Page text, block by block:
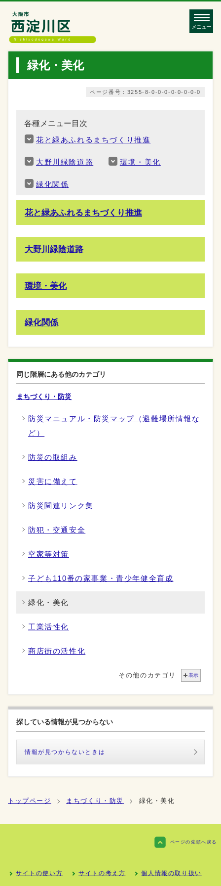
メニュー
緑化・美化
ページ番号：3255-8-0-0-0-0-0-0-0-0
各種メニュー目次
花と緑あふれるまちづくり推進
大野川緑陰道路 環境・美化
緑化関係
花と緑あふれるまちづくり推進
大野川緑陰道路
環境・美化
緑化関係
同じ階層にある他のカテゴリ
まちづくり・防災
防災マニュアル・防災マップ（避難場所情報な
ど）
防災の取組み
災害に備えて
防災関連リンク集
防犯・交通安全
空家等対策
子ども110番の家事業・青少年健全育成
緑化・美化
工業活性化
商店街の活性化
その他のカテゴリ 表示
探している情報が見つからない
情報が見つからないときは
トップページ まちづくり・防災 緑化・美化
ページの先頭へ戻る
サイトの使い方 サイトの考え方 個人情報の取り扱い